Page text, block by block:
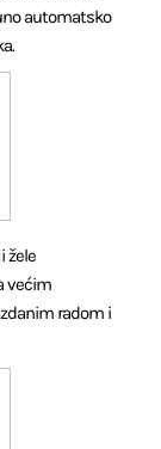
automatsko
žele
većim
radom i